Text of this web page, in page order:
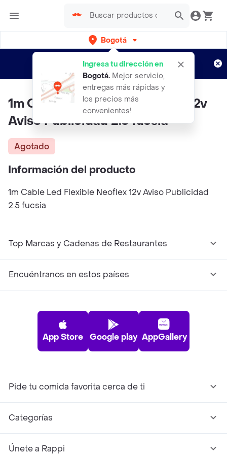
Bogotá
Ingresa tu dirección en
Bogotá. Mejor servicio,
entregas más rápidas y
los precios más
convenientes!
envíos gratis por semanas
Aplican TyC
1m Cable Led Flexible Neoflex 12v
Aviso Publicidad 2.5 fucsia
Agotado
Información del producto
1m Cable Led Flexible Neoflex 12v Aviso Publicidad
2.5 fucsia
Top Marcas y Cadenas de Restaurantes
Encuéntranos en estos países
App Store Google play AppGallery
Pide tu comida favorita cerca de ti
Categorías
Únete a Rappi